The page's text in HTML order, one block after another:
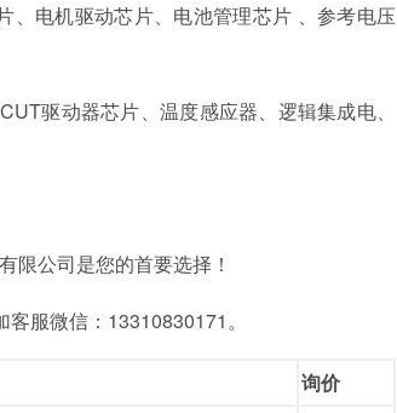
、电机驱动芯片、电池管理芯片 、参考电压
驱动器芯片、温度感应器、逻辑集成电、
限公司是您的首要选择！
服微信：13310830171。
询价